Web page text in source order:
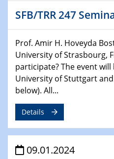
04.02.2024 - 05.02.2024
ZBT Wasserstofftage
Das Technikforum für
07.02.2024
Online-Veranstaltung
Horizont Europa: Ein
13.02.2024
Electrocatalysis as a
Technology for
ZBT
SFB/TRR 247
Prof. Amir H. Hoveyda
University of Strasbourg,
participate? The event
University of Stuttgart
below). All...
Details
09.01.2024